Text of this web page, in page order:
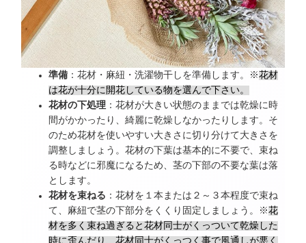
準備 ：花材・麻紐・洗濯物干しを準備します。※花材
は花が十分に開花している物を選んで下さい。
花材の下処理 ：花材が大きい状態のままでは乾燥に時
間がかかったり、綺麗に乾燥しなかったりします。そ
のため花材を使いやすい大きさに切り分けて大きさを
調整しましょう。花材の下葉は基本的に不要で、束ね
る時などに邪魔になるため、茎の下部の不要な葉は落
とします。
花材を束ねる ：花材を１本または２～３本程度で束ね
て、麻紐で茎の下部分をくくり固定しましょう。※花
材を多く束ね過ぎると花材同士がくっついて乾燥した
時に歪んだり、花材同士がくっつく事で風通しが悪く